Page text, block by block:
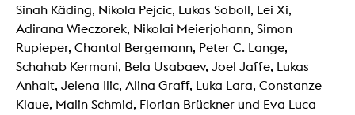
Sinah Käding, Nikola Pejcic, Lukas Soboll, Lei Xi,
Adirana Wieczorek, Nikolai Meierjohann, Simon
Rupieper, Chantal Bergemann, Peter C. Lange,
Schahab Kermani, Bela Usabaev, Joel Jaffe, Lukas
Anhalt, Jelena Ilic, Alina Graff, Luka Lara, Constanze
Klaue, Malin Schmid, Florian Brückner und Eva Luca